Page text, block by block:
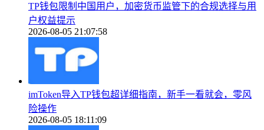
TP钱包限制中国用户，加密货币监管下的合规选择与用
户权益提示
2026-08-05 21:07:58
imToken导入TP钱包超详细指南，新手一看就会，零风
险操作
2026-08-05 18:11:09